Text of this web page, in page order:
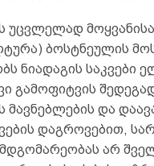
უცვლელად
ბოსტნეულის
ნიადაგის საკვები
გამოფიტვის
მავნებლების და
დაგროვებით,
არ